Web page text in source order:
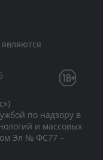
по надзору в
и массовых
Эл № ФС77 –